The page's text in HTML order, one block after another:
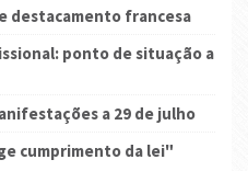
destacamento francesa
ponto de situação a
a 29 de julho
cumprimento da lei"